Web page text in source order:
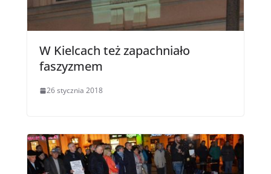
W Kielcach też zapachniało
faszyzmem
26 stycznia 2018